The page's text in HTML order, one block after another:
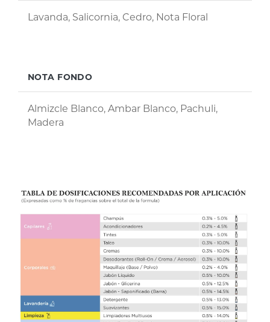
Lavanda, Salicornia, Cedro, Nota Floral
NOTA FONDO
Almizcle Blanco, Ambar Blanco, Pachuli,
Madera